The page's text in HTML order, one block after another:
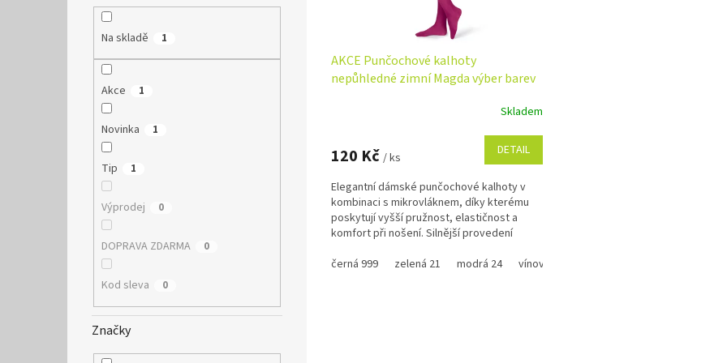
Na skladě 1
Akce 1
Novinka 1
Tip 1
Výprodej 0
DOPRAVA ZDARMA 0
Kod sleva 0
Značky
AKCE Punčochové kalhoty
nepůhledné zimní Magda výber barev
je
z
5
hvězdiček.
Skladem
120 Kč / ks DETAIL
Elegantní dámské punčochové kalhoty v
kombinaci s mikrovláknem, díky kterému
poskytují vyšší pružnost, elastičnost a
komfort při nošení. Silnější provedení
černá 999
zelená 21 modrá 24 vínová 3